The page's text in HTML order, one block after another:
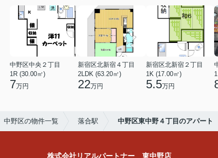
中野区中央２丁目
1R (30.00㎡)
7万円
新宿区北新宿４丁目
2LDK (63.20㎡)
22万円
新宿区北新宿２丁目
1K (17.00㎡)
5.5万円
中野区の物件一覧 落合駅 中野区東中野４丁目のアパート
株式会社リアルパートナー 東中野店